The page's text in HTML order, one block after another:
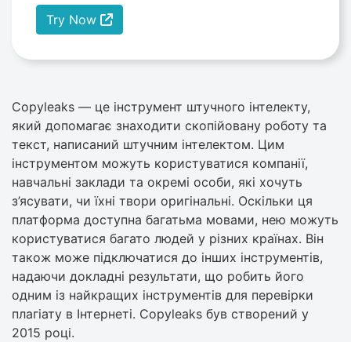
Try Now
Copyleaks — це інструмент штучного інтелекту,
який допомагає знаходити скопійовану роботу та
текст, написаний штучним інтелектом. Цим
інструментом можуть користуватися компанії,
навчальні заклади та окремі особи, які хочуть
з’ясувати, чи їхні твори оригінальні. Оскільки ця
платформа доступна багатьма мовами, нею можуть
користуватися багато людей у ​​різних країнах. Він
також може підключатися до інших інструментів,
надаючи докладні результати, що робить його
одним із найкращих інструментів для перевірки
плагіату в Інтернеті. Copyleaks був створений у
2015 році.